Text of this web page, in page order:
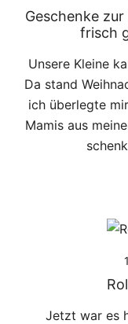
Geschenke
frisch
Unsere Kleine
Da stand
ich überlegte
Mamis aus
Jetzt war es